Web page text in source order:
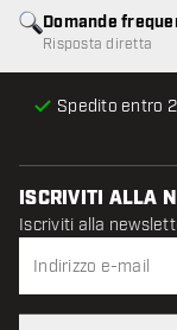
Spedito entro
Domande
Risposta diretta
ISCRIVITI ALLA
Iscriviti alla